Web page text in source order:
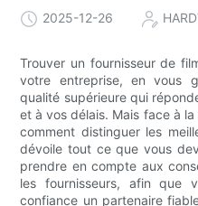
2025-12-26
Trouver un fournisseur de
votre entreprise, en vous
qualité supérieure qui
et à vos délais. Mais face à
comment distinguer les
dévoile tout ce que vous
prendre en compte aux
les fournisseurs, afin que
confiance un partenaire